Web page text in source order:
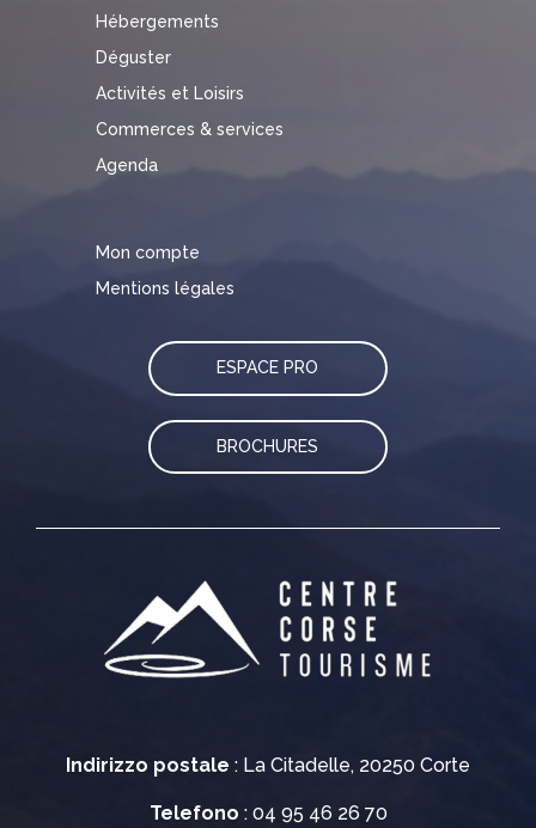
Indirizzo postale : La Citadelle, 20250 Corte
Telefono : 04 95 46 26 70
Hébergements
Déguster
Activités et Loisirs
Commerces & services
Agenda
Mon compte
Mentions légales
ESPACE PRO
BROCHURES